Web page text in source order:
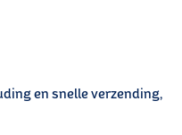
en snelle verzending,